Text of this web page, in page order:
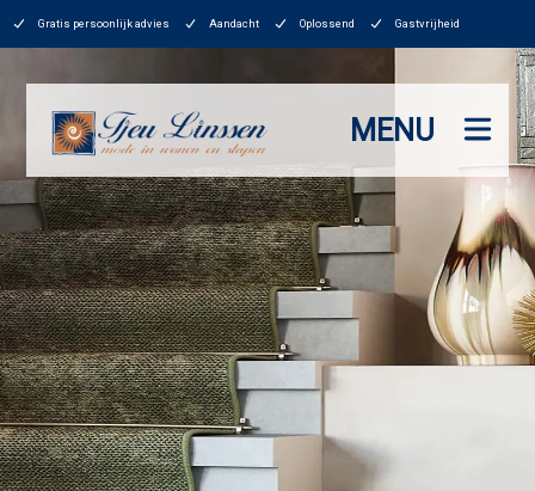
Gratis persoonlijk advies Aandacht Oplossend Gastvrijheid
MENU